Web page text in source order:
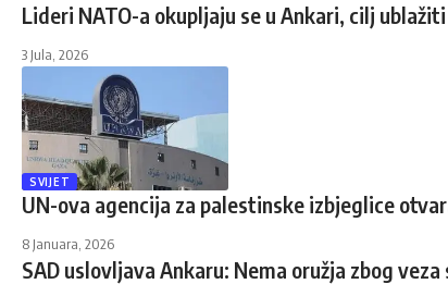
Lideri NATO-a okupljaju se u Ankari, cilj
3 Jula, 2026
SVIJET
UN-ova agencija za palestinske izbjeglice
8 Januara, 2026
SAD uslovljava Ankaru: Nema oružja zbog veza